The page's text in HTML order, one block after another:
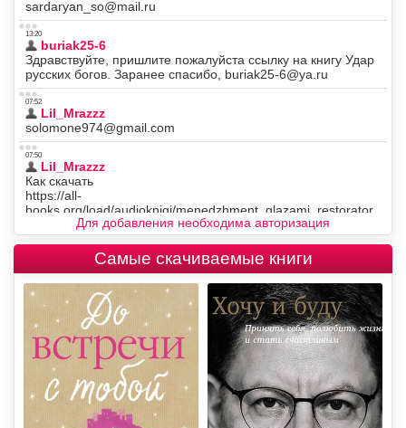
Для добавления необходима авторизация
Самые скачиваемые книги